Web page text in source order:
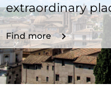
extraordinary
Find more